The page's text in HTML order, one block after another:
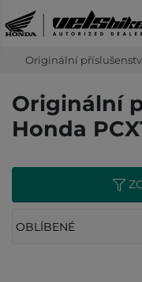
Originální
Originální
Honda